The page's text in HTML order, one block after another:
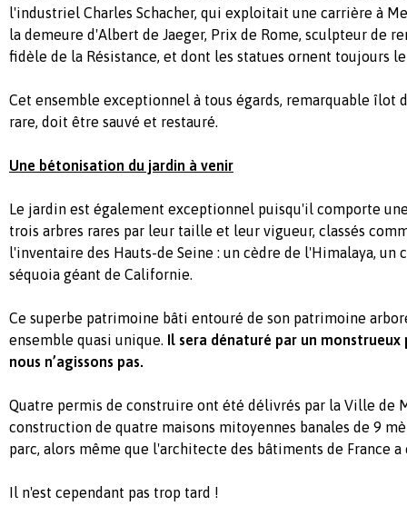
l'industriel Charles Schacher, qui exploitait une carrière à
la demeure d'Albert de Jaeger, Prix de Rome, sculpteur de
fidèle de la Résistance, et dont les statues ornent toujours
Cet ensemble exceptionnel à tous égards, remarquable îlot
rare, doit être sauvé et restauré.
Une bétonisation du jardin à venir
Le jardin est également exceptionnel puisqu'il comporte
trois arbres rares par leur taille et leur vigueur, classés
l'inventaire des Hauts-de Seine : un cèdre de l'Himalaya, un
séquoia géant de Californie.
Ce superbe patrimoine bâti entouré de son patrimoine
ensemble quasi unique. Il sera dénaturé par un
nous n’agissons pas.
Quatre permis de construire ont été délivrés par la Ville de
construction de quatre maisons mitoyennes banales de 9
parc, alors même que l'architecte des bâtiments de France
Il n'est cependant pas trop tard !